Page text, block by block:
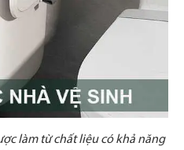
làm từ chất liệu có khả năng